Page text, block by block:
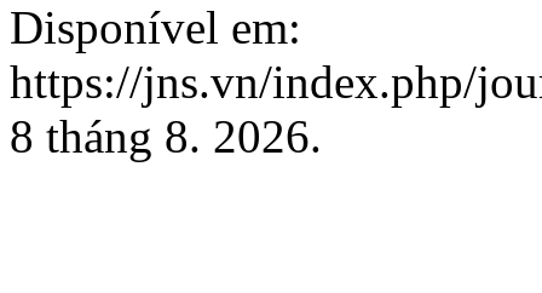
Disponível em:
https://jns.vn/index.php/
8 tháng 8. 2026.